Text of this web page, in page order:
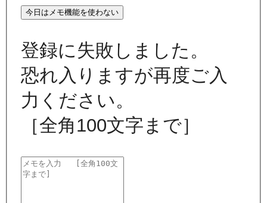
今日はメモ機能を使わない
登録に失敗しました。
恐れ入りますが再度ご入
力ください。
［全角100文字まで］